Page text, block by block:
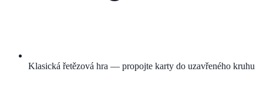
Klasická řetězová hra — propojte karty do uzavřeného kruhu